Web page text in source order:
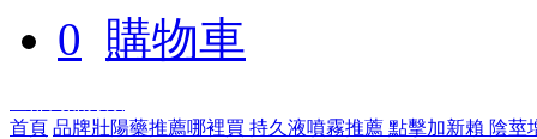
0 購物車
首頁 品牌壯陽藥推薦哪裡買 持久液噴霧推薦 點擊加新賴 陰莖